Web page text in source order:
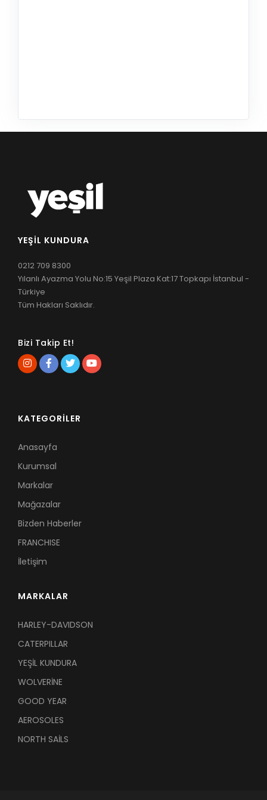
YEŞIL KUNDURA
0212 709 8300
Yılanlı Ayazma Yolu No:15 Yeşil Plaza Kat:17 Topkapı İstanbul -
Türkiye
Tüm Hakları Saklıdır.
Bizi Takip Et!
KATEGORILER
Anasayfa
Kurumsal
Markalar
Mağazalar
Bizden Haberler
FRANCHISE
İletişim
MARKALAR
HARLEY-DAVIDSON
CATERPILLAR
YEŞİL KUNDURA
WOLVERİNE
GOOD YEAR
AEROSOLES
NORTH SAİLS